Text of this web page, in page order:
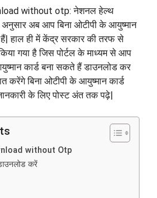
without otp: नेशनल हेल्थ
अब आप बिना ओटीपी के आयुष्मान
हाल ही में केंद्र सरकार की तरफ से
गया है जिस पोर्टल के माध्यम से आप
कार्ड बना सकते हैं डाउनलोड कर
करेंगे बिना ओटीपी के आयुष्मान कार्ड
के लिए पोस्ट अंत तक पढ़े|
without Otp
करें